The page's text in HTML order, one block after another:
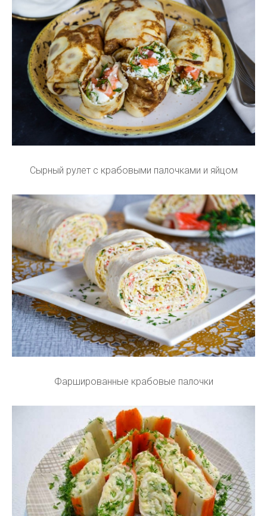
Сырный рулет с крабовыми палочками и яйцом
Фаршированные крабовые палочки